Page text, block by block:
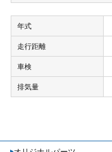
年式
走行距離
車検
排気量